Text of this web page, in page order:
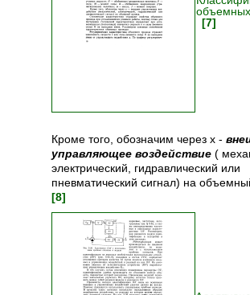
объемных
[7]
Кроме того, обозначим через х -
управляющее воздействие (
электрический, гидравлический или
пневматический сигнал) на
[8]